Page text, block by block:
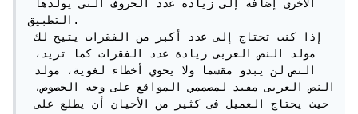
التطبيق.
إذا كنت تحتاج إلى عدد أكبر من الفقرات يتيح لك
مولد النص العربى زيادة عدد الفقرات كما تريد،
النص لن يبدو مقسما ولا يحوي أخطاء لغوية، مولد
النص العربى مفيد لمصممي المواقع على وجه الخصوص،
حيث يحتاج العميل فى كثير من الأحيان أن يطلع على